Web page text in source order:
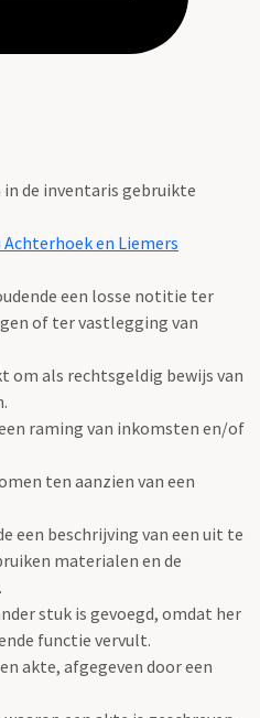
de inventaris gebruikte
en Liemers
een losse notitie ter
of ter vastlegging van
om als rechtsgeldig bewijs van
raming van inkomsten en/of
ten aanzien van een
een beschrijving van een uit te
materialen en de
stuk is gevoegd, omdat her
functie vervult.
akte, afgegeven door een